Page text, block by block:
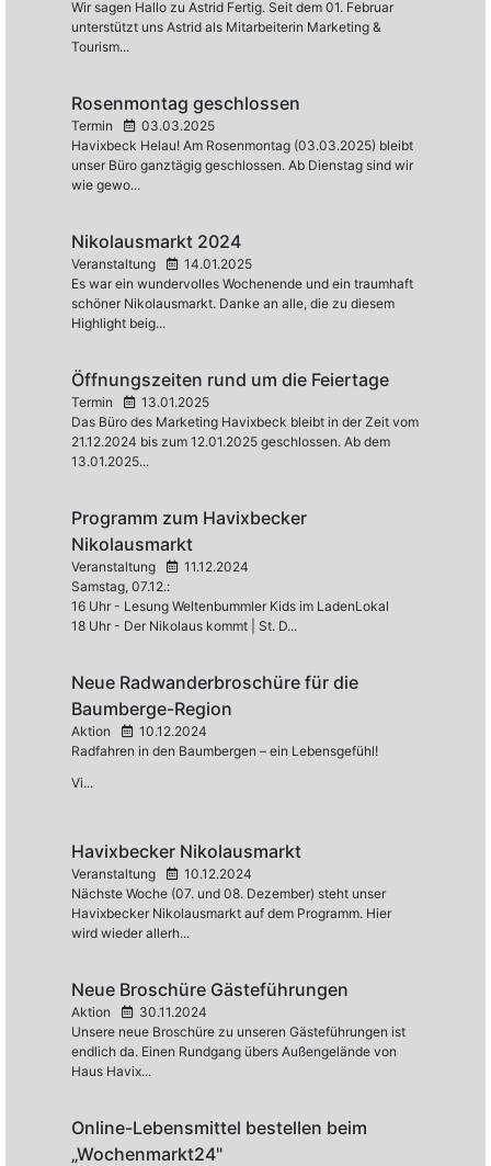
Wir sagen Hallo zu Astrid Fertig. Seit dem 01. Februar
unterstützt uns Astrid als Mitarbeiterin Marketing &
Tourism...
Rosenmontag geschlossen
Termin
03.03.2025
Havixbeck Helau! Am Rosenmontag (03.03.2025) bleibt
unser Büro ganztägig geschlossen. Ab Dienstag sind wir
wie gewo...
Nikolausmarkt 2024
Veranstaltung
14.01.2025
Es war ein wundervolles Wochenende und ein traumhaft
schöner Nikolausmarkt. Danke an alle, die zu diesem
Highlight beig...
Öffnungszeiten rund um die Feiertage
Termin
13.01.2025
Das Büro des Marketing Havixbeck bleibt in der Zeit vom
21.12.2024 bis zum 12.01.2025 geschlossen. Ab dem
13.01.2025...
Programm zum Havixbecker
Nikolausmarkt
Veranstaltung
11.12.2024
Samstag, 07.12.:
16 Uhr - Lesung Weltenbummler Kids im LadenLokal
18 Uhr - Der Nikolaus kommt | St. D...
Neue Radwanderbroschüre für die
Baumberge-Region
Aktion
10.12.2024
Radfahren in den Baumbergen – ein Lebensgefühl!
Vi...
Havixbecker Nikolausmarkt
Veranstaltung
10.12.2024
Nächste Woche (07. und 08. Dezember) steht unser
Havixbecker Nikolausmarkt auf dem Programm. Hier
wird wieder allerh...
Neue Broschüre Gästeführungen
Aktion
30.11.2024
Unsere neue Broschüre zu unseren Gästeführungen ist
endlich da. Einen Rundgang übers Außengelände von
Haus Havix...
Online-Lebensmittel bestellen beim
„Wochenmarkt24"